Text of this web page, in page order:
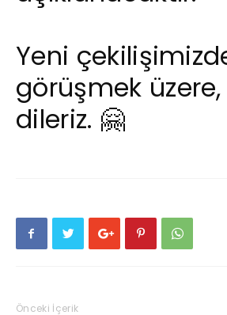
Yeni
görüşmek
dileriz. 🤗
Önceki İçerik